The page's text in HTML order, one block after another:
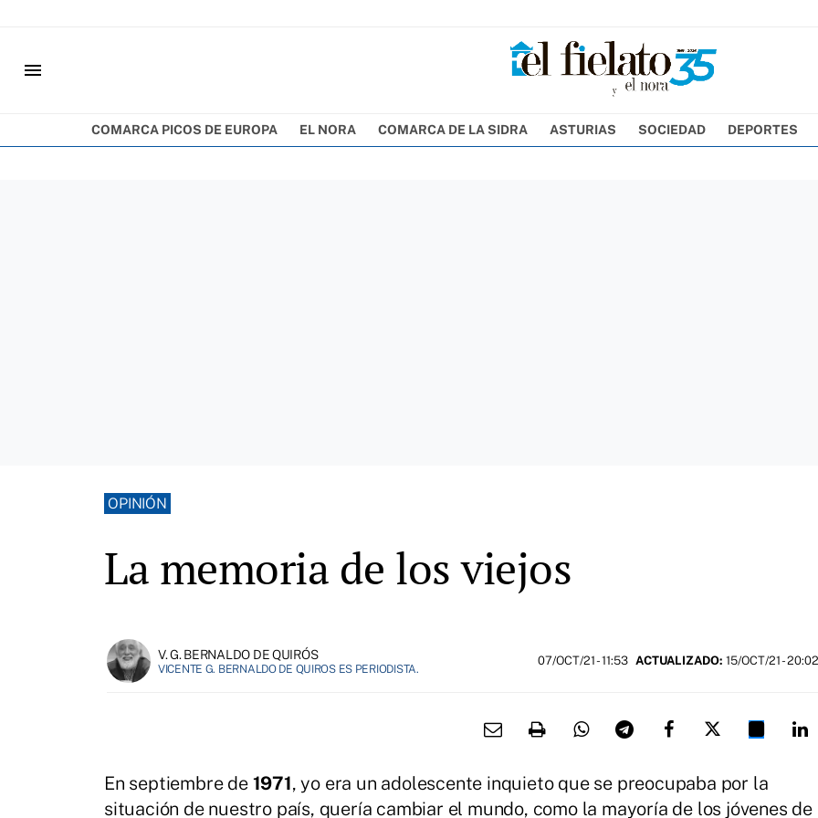
menu
COMARCA PICOS DE EUROPA EL NORA COMARCA DE LA SIDRA ASTURIAS SOCIEDAD DEPORTES
OPINIÓN
La memoria de los viejos
V. G. BERNALDO DE QUIRÓS
VICENTE G. BERNALDO DE QUIROS ES PERIODISTA.
07/OCT/21- 11:53 ACTUALIZADO: 15/OCT/21 - 20:02
En septiembre de 1971, yo era un adolescente inquieto que se preocupaba por la
situación de nuestro país, quería cambiar el mundo, como la mayoría de los jóvenes de